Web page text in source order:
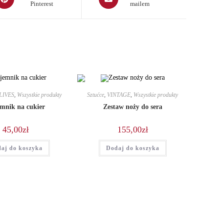
Pinterest
in
mailem
, Wszystkie produkty
na cukier
45,00zł
do koszyka
Sztućce, VINTAGE, Wszystkie produkty
Zestaw noży do sera
155,00zł
Dodaj do koszyka